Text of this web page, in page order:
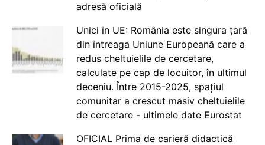
adresă oficială
Unici în UE: România este singura țară
din întreaga Uniune Europeană care a
redus cheltuielile de cercetare,
calculate pe cap de locuitor, în ultimul
deceniu. Între 2015-2025, spațiul
comunitar a crescut masiv cheltuielile
de cercetare - ultimele date Eurostat
OFICIAL Prima de carieră didactică